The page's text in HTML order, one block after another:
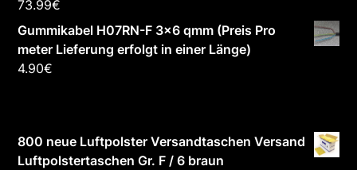
73.99€
Gummikabel H07RN-F 3x6 qmm (Preis Pro
meter Lieferung erfolgt in einer Länge)
4.90€
800 neue Luftpolster Versandtaschen Versand
Luftpolstertaschen Gr. F / 6 braun